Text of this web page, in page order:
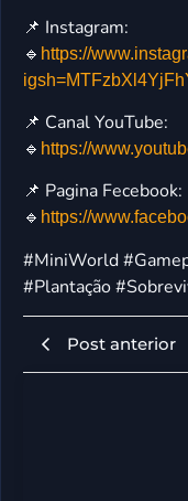
📌 Instagram:
🔹 https://
📌 Canal YouTube:
🔹 https://
📌 Pagina Fecebook:
🔹 https://
#MiniWorld
#Plantação
Post anterior